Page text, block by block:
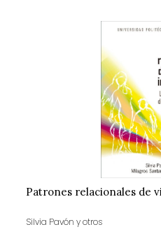
Patrones relacionales de
Silvia Pavón y otros